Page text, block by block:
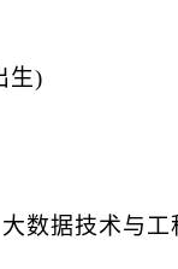
生)
数据技术与工